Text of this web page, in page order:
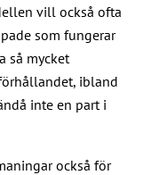
vill också ofta
som fungerar
så mycket
ibland
inte en part i
också för